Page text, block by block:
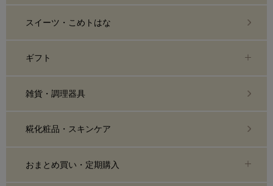
スイーツ・こめトはな
ギフト
雑貨・調理器具
糀化粧品・スキンケア
おまとめ買い・定期購入